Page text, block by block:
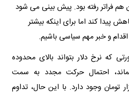
159 هزار تومان هم فراتر رفته بود. پیش بینی می شود
هم کاهش پیدا کند اما برای اینکه بیشتر
اقدام و خبر مهم سیاسی باشیم.
که نرخ دلار بتواند بالای محدوده
باقی بماند، احتمال حرکت مجدد به سمت
۱۵۹ هزار تا ۱۶۰ هزار تومان وجود دارد. با این حال، تداوم